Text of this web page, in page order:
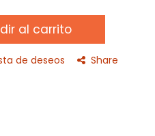
al carrito
de deseos Share